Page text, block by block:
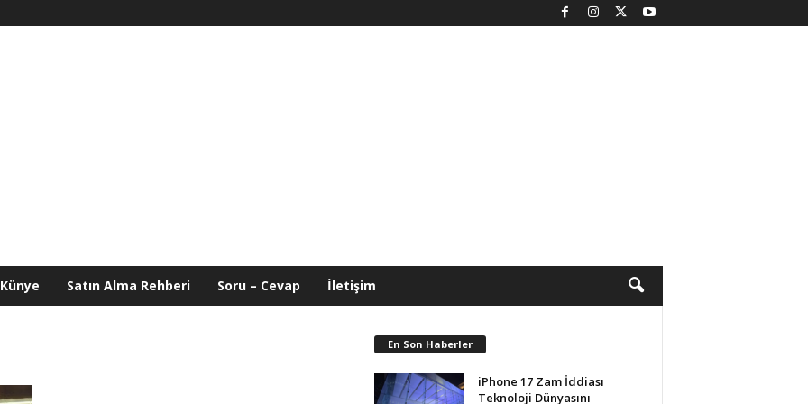
Künye Satın Alma Rehberi Soru – Cevap İletişim
En Son Haberler
iPhone 17 Zam İddiası
Teknoloji Dünyasını